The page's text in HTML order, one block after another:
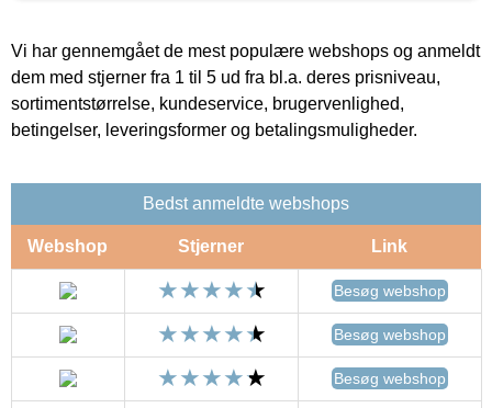
Vi har gennemgået de mest populære webshops og anmeldt
dem med stjerner fra 1 til 5 ud fra bl.a. deres prisniveau,
sortimentstørrelse, kundeservice, brugervenlighed,
betingelser, leveringsformer og betalingsmuligheder.
Bedst anmeldte webshops
Webshop Stjerner Link
Besøg webshop
Besøg webshop
Besøg webshop